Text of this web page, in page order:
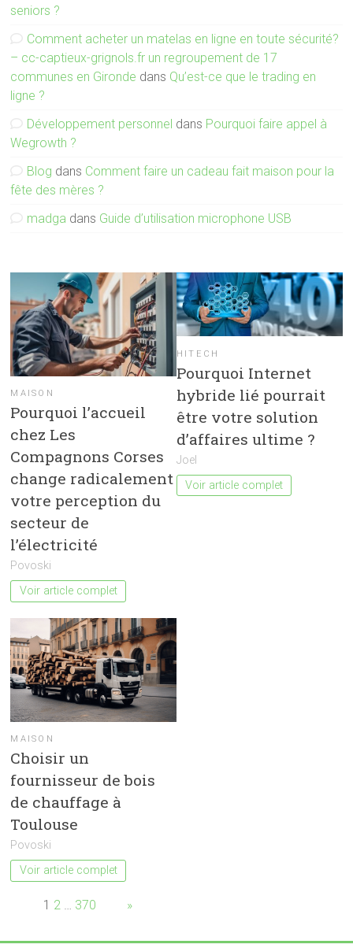
seniors ?
Comment acheter un matelas en ligne en toute sécurité?
– cc-captieux-grignols.fr un regroupement de 17
communes en Gironde dans Qu’est-ce que le trading en
ligne ?
Développement personnel dans Pourquoi faire appel à
Wegrowth ?
Blog dans Comment faire un cadeau fait maison pour la
fête des mères ?
madga dans Guide d’utilisation microphone USB
MAISON
Pourquoi l’accueil
chez Les
Compagnons Corses
change radicalement
votre perception du
secteur de
l’électricité
Povoski
Voir article complet
HITECH
Pourquoi Internet
hybride lié pourrait
être votre solution
d’affaires ultime ?
Joel
Voir article complet
MAISON
Choisir un
fournisseur de bois
de chauffage à
Toulouse
Povoski
Voir article complet
Page:1 2 … 370 »